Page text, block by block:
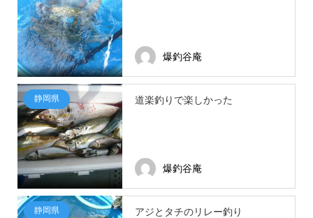
爆釣谷庵
静岡県 道楽釣りで楽しかった
爆釣谷庵
静岡県 アジとタチのリレー釣り